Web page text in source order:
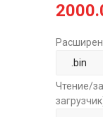
Чтение/